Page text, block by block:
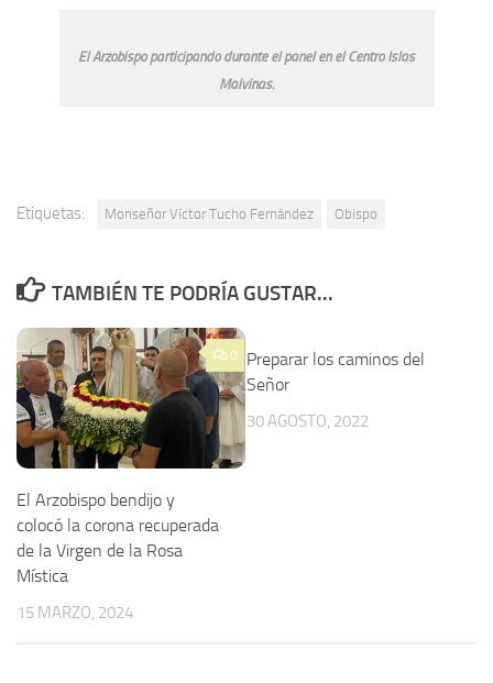
El Arzobispo participando durante el panel en el Centro Islas
Malvinas.
Etiquetas: Monseñor Víctor Tucho Fernández Obispo
TAMBIÉN TE PODRÍA GUSTAR...
0
El Arzobispo bendijo y
colocó la corona recuperada
de la Virgen de la Rosa
Mística
15 MARZO, 2024
Preparar los caminos del
Señor
30 AGOSTO, 2022